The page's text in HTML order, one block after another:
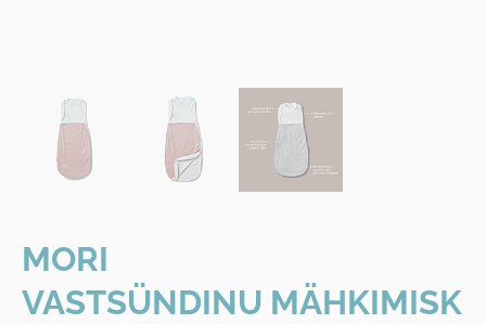
MORI
VASTSÜNDINU MÄHKIMISK